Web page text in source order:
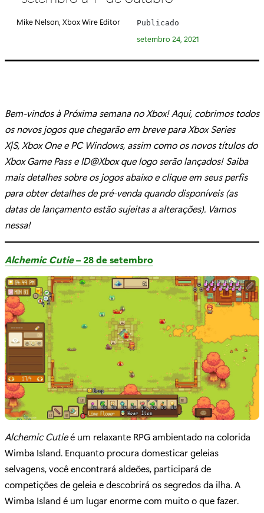
i
Mike Nelson, Xbox Wire Editor Publicado
setembro 24, 2021
Bem-vindos à Próxima semana no Xbox! Aqui, cobrimos todos
os novos jogos que chegarão em breve para Xbox Series
X|S, Xbox One e PC Windows, assim como os novos títulos do
Xbox Game Pass e ID@Xbox que logo serão lançados! Saiba
mais detalhes sobre os jogos abaixo e clique em seus perfis
para obter detalhes de pré-venda quando disponíveis (as
datas de lançamento estão sujeitas a alterações). Vamos
nessa!
Alchemic Cutie– 28 de setembro
Alchemic Cutieé um relaxante RPG ambientado na colorida
Wimba Island. Enquanto procura domesticar geleias
selvagens, você encontrará aldeões, participará de
competições de geleia e descobrirá os segredos da ilha. A
Wimba Island é um lugar enorme com muito o que fazer.